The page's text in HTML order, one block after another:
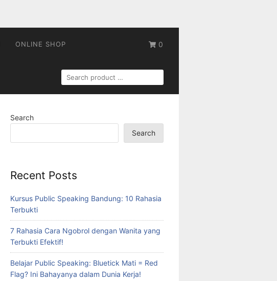
0
ONLINE SHOP
SEARCH
FOR:
Search
Search
Recent Posts
Kursus Public Speaking Bandung: 10 Rahasia
Terbukti
7 Rahasia Cara Ngobrol dengan Wanita yang
Terbukti Efektif!
Belajar Public Speaking: Bluetick Mati = Red
Flag? Ini Bahayanya dalam Dunia Kerja!